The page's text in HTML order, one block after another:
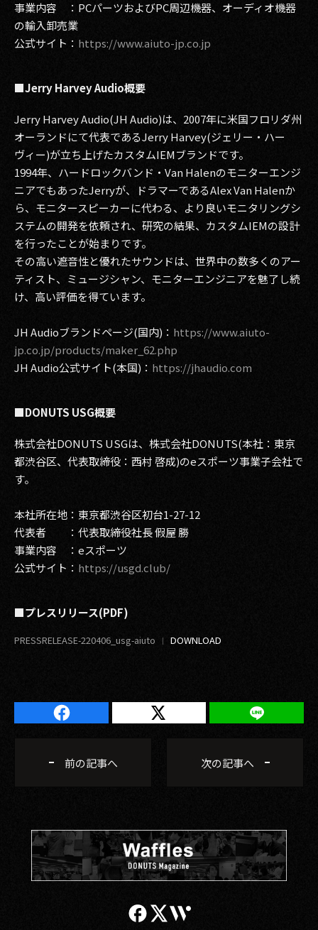
事業内容 ：PCパーツおよびPC周辺機器、オーディオ機器
の輸入卸売業
公式サイト： https://www.aiuto-jp.co.jp
■Jerry Harvey Audio概要
Jerry Harvey Audio(JH Audio)は、2007年に米国フロリダ州
オーランドにて代表であるJerry Harvey(ジェリー・ハー
ヴィー)が立ち上げたカスタムIEMブランドです。
1994年、ハードロックバンド・Van Halenのモニターエンジ
ニアでもあったJerryが、ドラマーであるAlex Van Halenか
ら、モニタースピーカーに代わる、より良いモニタリングシ
ステムの開発を依頼され、研究の結果、カスタムIEMの設計
を行ったことが始まりです。
その高い遮音性と優れたサウンドは、世界中の数多くのアー
ティスト、ミュージシャン、モニターエンジニアを魅了し続
け、高い評価を得ています。
JH Audioブランドページ(国内)： https://www.aiuto-
jp.co.jp/products/maker_62.php
JH Audio公式サイト(本国)： https://jhaudio.com
■DONUTS USG概要
株式会社DONUTS USGは、株式会社DONUTS(本社：東京
都渋谷区、代表取締役：西村 啓成)のeスポーツ事業子会社で
す。
本社所在地：東京都渋谷区初台1-27-12
代表者 ：代表取締役社長 假屋 勝
事業内容 ：eスポーツ
公式サイト： https://usgd.club/
■プレスリリース(PDF)
PRESSRELEASE-220406_usg-aiuto
前の記事へ 次の記事へ